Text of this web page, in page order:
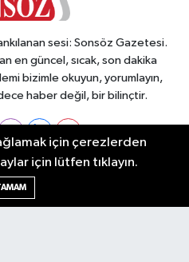
sesi: Sonsöz Gazetesi.
en güncel, sıcak, son dakika
bizimle okuyun, yorumlayın,
haber değil, bir bilinçtir.
için çerezlerden
için lütfen tıklayın.